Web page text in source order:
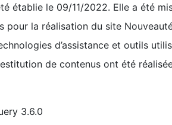
établie le 09/11/2022. Elle a été
pour la réalisation du site
d’assistance et outils
de contenus ont été
3.6.0